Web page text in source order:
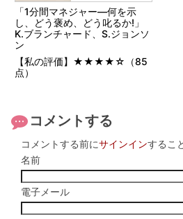
「1分間マネジャー―何を示
し、どう褒め、どう叱るか!」
K.ブランチャード、S.ジョンソ
ン
【私の評価】★★★★☆（85
点）
コメントする
コメントする前にサインインするこ
名前
電子メール